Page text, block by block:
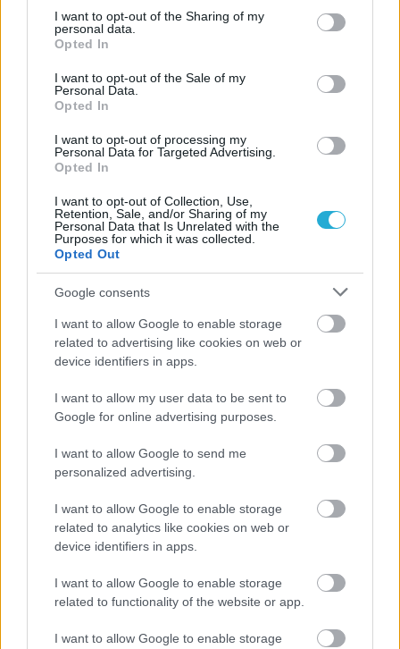
not limited to your visit or usage behaviour. You may click to
grant or deny consent to Google and its third-party tags to
use your data for below specified purposes in below Google
consent section.
I want to opt-out of the Sharing of my
personal data.
Opted In
I want to opt-out of the Sale of my
Personal Data.
Opted In
I want to opt-out of processing my
Personal Data for Targeted Advertising.
Opted In
I want to opt-out of Collection, Use,
Retention, Sale, and/or Sharing of my
Personal Data that Is Unrelated with the
Purposes for which it was collected.
Opted Out
Google consents
I want to allow Google to enable storage
related to advertising like cookies on web or
device identifiers in apps.
I want to allow my user data to be sent to
Google for online advertising purposes.
I want to allow Google to send me
personalized advertising.
I want to allow Google to enable storage
related to analytics like cookies on web or
device identifiers in apps.
I want to allow Google to enable storage
related to functionality of the website or app.
I want to allow Google to enable storage
Aκολουθήστε μας
παντού…